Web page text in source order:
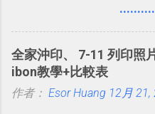
事可以從
的軟體則讓
保持聯繫。
台，可以參
一個什麼
念」的管理
作 Trello！
Google
全家沖印、 7-11 列印照
ibon教學+比較表
作者： Esor Huang 12月 21,